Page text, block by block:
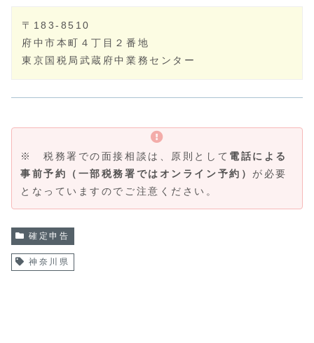
〒183-8510
府中市本町４丁目２番地
東京国税局武蔵府中業務センター
※ 税務署での面接相談は、原則として 電話による
事前予約（一部税務署ではオンライン予約） が必要
となっていますのでご注意ください。
確定申告
神奈川県